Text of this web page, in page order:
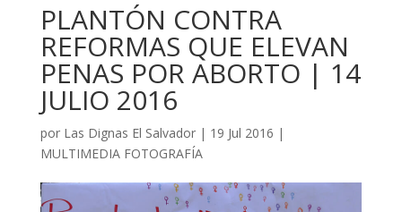
PLANTÓN CONTRA
REFORMAS QUE ELEVAN
PENAS POR ABORTO | 14
JULIO 2016
por Las Dignas El Salvador| 19 Jul 2016 |
MULTIMEDIA FOTOGRAFÍA